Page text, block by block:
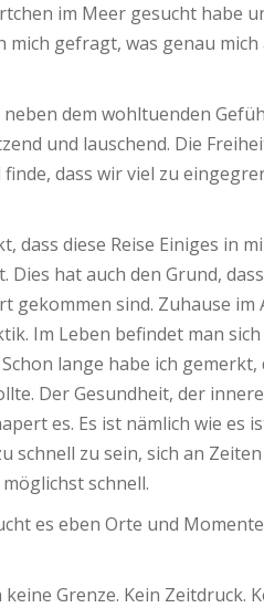
im Meer gesucht habe
mich gefragt, was genau
dem wohltuenden
und lauschend. Die
dass wir viel zu
dass diese Reise Einiges in
Dies hat auch den Grund,
gekommen sind. Zuhause im
Im Leben befindet man
lange habe ich gemerkt,
Der Gesundheit, der
es. Es ist nämlich wie es
schnell zu sein, sich an
schnell.
es eben Orte und
Grenze. Kein Zeitdruck.